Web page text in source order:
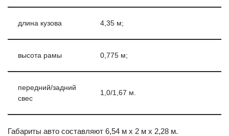
длина кузова 4,35 м;
высота рамы 0,775 м;
передний/задний
свес
1,0/1,67 м.
Габариты авто составляют 6,54 м х 2 м х 2,28 м.